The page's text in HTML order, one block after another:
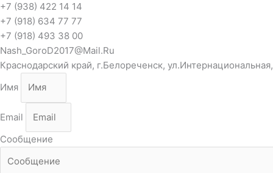
+7 (938) 422 14 14
+7 (918) 634 77 77
+7 (918) 493 38 00
Nash_GoroD2017@Mail.Ru
Краснодарский край, г.Белореченск,
Имя
Email
Сообщение